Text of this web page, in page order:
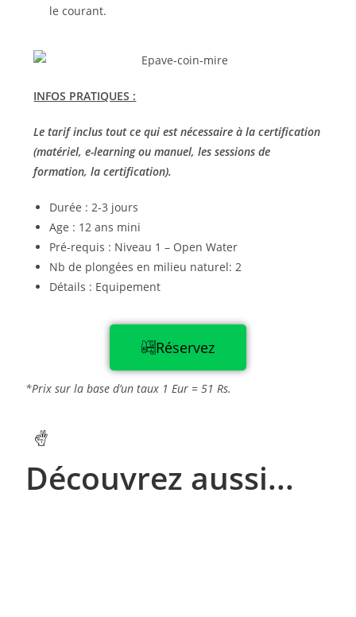
le courant.
INFOS PRATIQUES :
Le tarif inclus tout ce qui est nécessaire à la certification
(matériel, e-learning ou manuel, les sessions de
formation, la certification).
Durée : 2-3 jours
Age : 12 ans mini
Pré-requis : Niveau 1 – Open Water
Nb de plongées en milieu naturel: 2
Détails : Equipement
Réservez
*Prix sur la base d’un taux 1 Eur = 51 Rs.
Découvrez aussi...